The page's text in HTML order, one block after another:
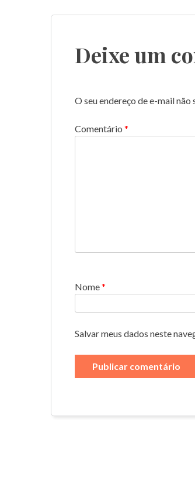
de
Deixe um
O seu endereço de e-mail
Comentário *
Nome*
Salvar meus dados neste